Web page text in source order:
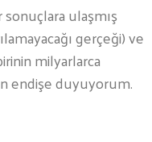
ulaşmış
gerçeği) ve
milyarlarca
endişe duyuyorum.